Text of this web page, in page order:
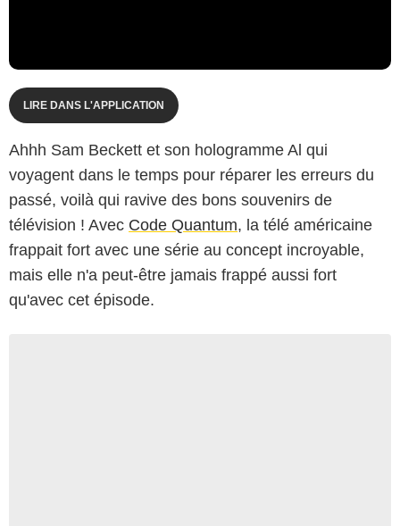
LIRE DANS L'APPLICATION
Ahhh Sam Beckett et son hologramme Al qui
voyagent dans le temps pour réparer les erreurs du
passé, voilà qui ravive des bons souvenirs de
télévision ! Avec Code Quantum, la télé américaine
frappait fort avec une série au concept incroyable,
mais elle n'a peut-être jamais frappé aussi fort
qu'avec cet épisode.